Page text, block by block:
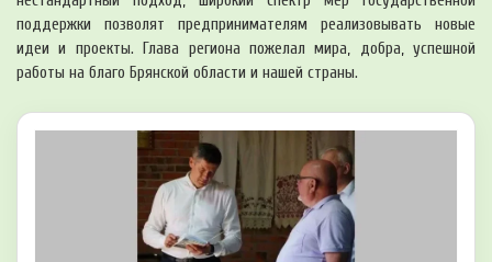
поддержки позволят предпринимателям реализовывать новые
идеи и проекты. Глава региона пожелал мира, добра, успешной
работы на благо Брянской области и нашей страны.